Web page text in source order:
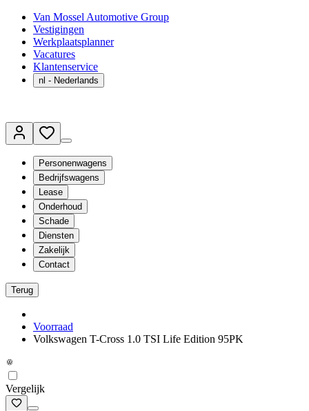
Van Mossel Automotive Group
Vestigingen
Werkplaatsplanner
Vacatures
Klantenservice
nl - Nederlands
Personenwagens
Bedrijfswagens
Lease
Onderhoud
Schade
Diensten
Zakelijk
Contact
Terug
Voorraad
Volkswagen T-Cross 1.0 TSI Life Edition 95PK
Vergelijk